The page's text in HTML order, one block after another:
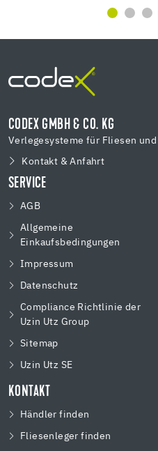
CODEX GMBH & CO. KG
Verlegesysteme für Fliesen
Kontakt & Anfahrt
SERVICE
AGB
Allgemeine
Einkaufsbedingungen
Impressum
Datenschutz
Compliance Richtlinie der
Uzin Utz Group
Sitemap
Uzin Utz SE
KONTAKT
Händler finden
Fliesenleger finden